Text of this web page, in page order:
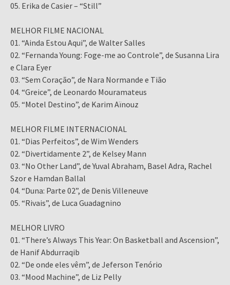
05. Erika de Casier – “Still”
MELHOR FILME NACIONAL
01. “Ainda Estou Aqui”, de Walter Salles
02. “Fernanda Young: Foge-me ao Controle”, de Susanna Lira
e Clara Eyer
03. “Sem Coração”, de Nara Normande e Tião
04. “Greice”, de Leonardo Mouramateus
05. “Motel Destino”, de Karim Aïnouz
MELHOR FILME INTERNACIONAL
01. “Dias Perfeitos”, de Wim Wenders
02. “Divertidamente 2”, de Kelsey Mann
03. “No Other Land”, de Yuval Abraham, Basel Adra, Rachel
Szor e Hamdan Ballal
04. “Duna: Parte 02”, de Denis Villeneuve
05. “Rivais”, de Luca Guadagnino
MELHOR LIVRO
01. “There’s Always This Year: On Basketball and Ascension”,
de Hanif Abdurraqib
02. “De onde eles vêm”, de Jeferson Tenório
03. “Mood Machine”, de Liz Pelly